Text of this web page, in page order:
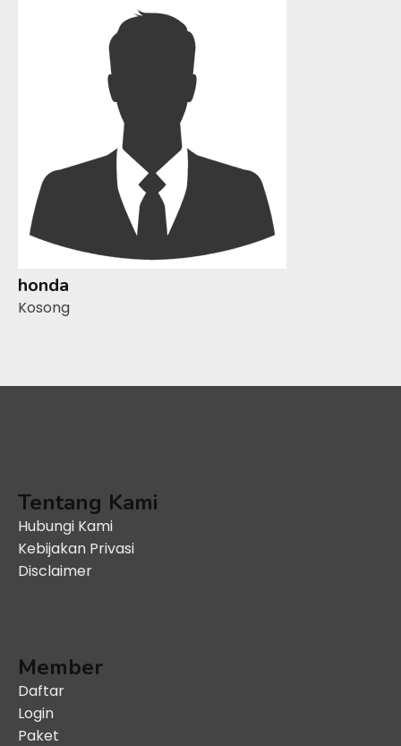
honda
Kosong
Tentang Kami
Hubungi Kami
Kebijakan Privasi
Disclaimer
Member
Daftar
Login
Paket